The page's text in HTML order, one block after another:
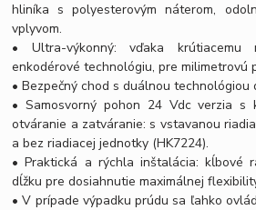
hliníka s polyesterovým náterom,
vplyvom.
• Ultra-výkonný: vďaka
enkodérové technológiu, pre milimetrovú
• Bezpečný chod s duálnou technológiou
• Samosvorný pohon 24 Vdc verzia s
otváranie a zatváranie: s vstavanou
a bez riadiacej jednotky (HK7224).
• Praktická a rýchla inštalácia: kĺbové
dĺžku pre dosiahnutie maximálnej
• V prípade výpadku prúdu sa ľahko